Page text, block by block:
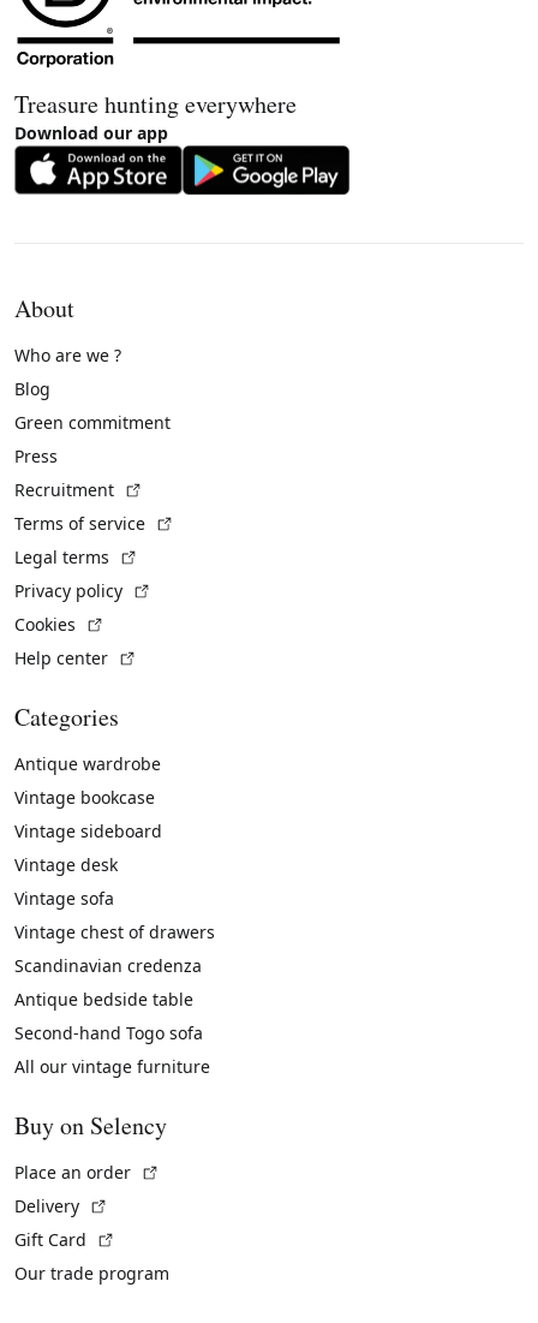
Treasure hunting everywhere
Download our app
About
Who are we ?
Blog
Green commitment
Press
Recruitment
Terms of service
Legal terms
Privacy policy
Cookies
Help center
Categories
Antique wardrobe
Vintage bookcase
Vintage sideboard
Vintage desk
Vintage sofa
Vintage chest of drawers
Scandinavian credenza
Antique bedside table
Second-hand Togo sofa
All our vintage furniture
Buy on Selency
Place an order
Delivery
Gift Card
Our trade program